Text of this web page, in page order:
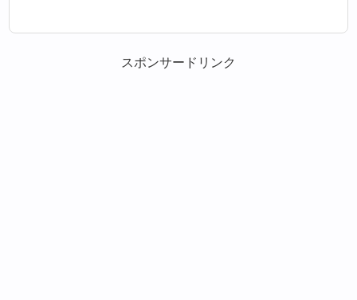
スポンサードリンク